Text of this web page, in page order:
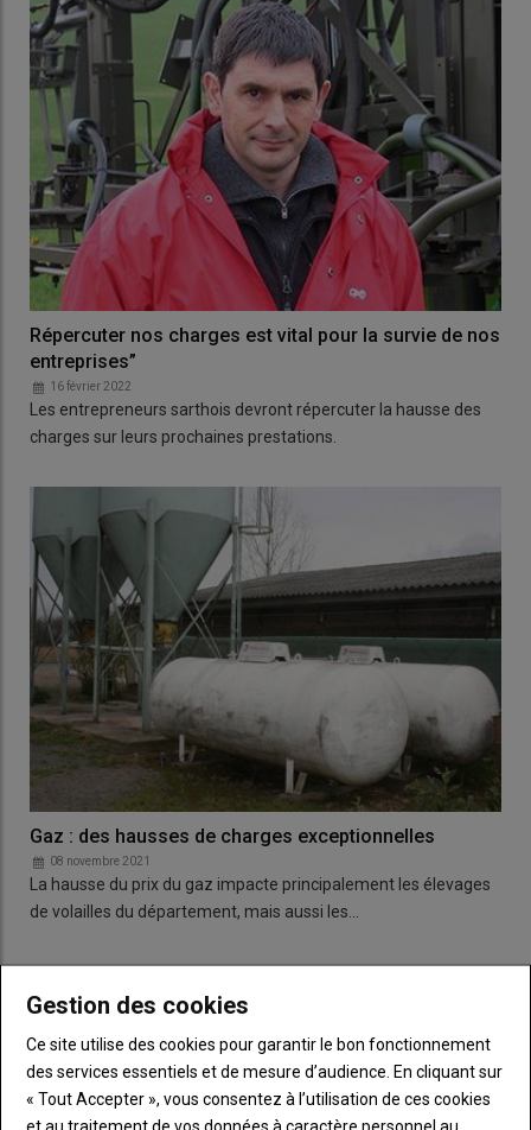
Répercuter nos charges est vital pour la survie de nos
entreprises”
16 février 2022
Les entrepreneurs sarthois devront répercuter la hausse des
charges sur leurs prochaines prestations.
Gaz : des hausses de charges exceptionnelles
08 novembre 2021
La hausse du prix du gaz impacte principalement les élevages
de volailles du département, mais aussi les…
LES PLUS LUS
Un appel à la solidarité des producteurs de
maïs sarthois
09 juillet 2026
Gestion des cookies
Ce site utilise des cookies pour garantir le bon fonctionnement
des services essentiels et de mesure d’audience. En cliquant sur
« Tout Accepter », vous consentez à l’utilisation de ces cookies
et au traitement de vos données à caractère personnel au